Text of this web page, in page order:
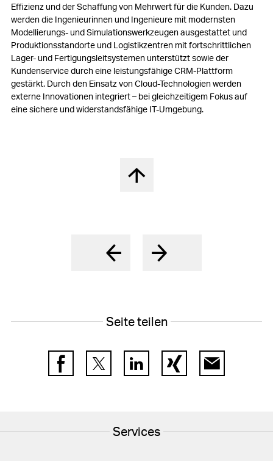
Effizienz und der Schaffung von Mehrwert für die Kunden. Dazu
werden die Ingenieurinnen und Ingenieure mit modernsten
Modellierungs- und Simulationswerkzeugen ausgestattet und
Produktionsstandorte und Logistikzentren mit fortschrittlichen
Lager- und Fertigungsleitsystemen unterstützt sowie der
Kundenservice durch eine leistungsfähige CRM-Plattform
gestärkt. Durch den Einsatz von Cloud-Technologien werden
externe Innovationen integriert – bei gleichzeitigem Fokus auf
eine sichere und widerstandsfähige IT-Umgebung.
Nach oben springen
Seite teilen
FacebookTwitter LinkedIn Xing E-Mail
Services